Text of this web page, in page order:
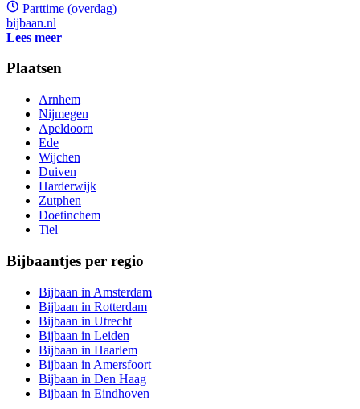
Parttime (overdag)
bijbaan.nl
Lees meer
Plaatsen
Arnhem
Nijmegen
Apeldoorn
Ede
Wijchen
Duiven
Harderwijk
Zutphen
Doetinchem
Tiel
Bijbaantjes per regio
Bijbaan in Amsterdam
Bijbaan in Rotterdam
Bijbaan in Utrecht
Bijbaan in Leiden
Bijbaan in Haarlem
Bijbaan in Amersfoort
Bijbaan in Den Haag
Bijbaan in Eindhoven